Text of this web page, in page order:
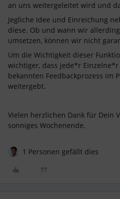
an uns weitergeleitet wird und
Jegliche Idee und Einreichung
diese. Ob und wann wir
umsetzen, können wir nicht
Um die Wichtigkeit dieser
wichtiger, dass jede*r
bekannten Feedbackprozess im
weitergebt.
Vielen herzlichen Dank für Dein
sonniges Wochenende.
1 Personen gefällt dies